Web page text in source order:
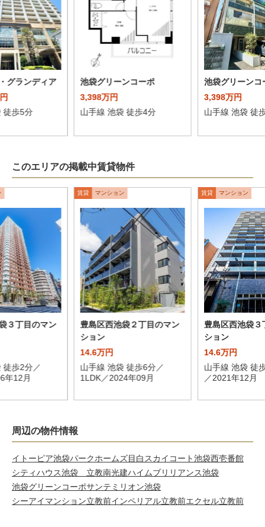
グランディア
徒歩5分
池袋グリーンコーポ
3,398万円
山手線 池袋 徒歩4分
池袋グリーンコ
3,398万円
山手線 池袋 徒
このエリアの掲載中賃貸物件
３丁目のマン
徒歩2分／
年12月
賃貸 マンション
豊島区西池袋２丁目のマン
ション
14.6万円
山手線 池袋 徒歩6分／
1LDK／2024年09月
賃貸 マンション
豊島区西池袋３
ション
14.6万円
山手線 池袋 徒
／2021年12月
周辺の物件情報
イトーピア池袋パークホームズ目白 スカイコート池袋西壱番館
シティハウス池袋 立教南光建ハイムブリリアンス池袋
池袋グリーンコーポサンテミリオン池袋
シーアイマンション立教前インペリアル立教前エクセル立教前